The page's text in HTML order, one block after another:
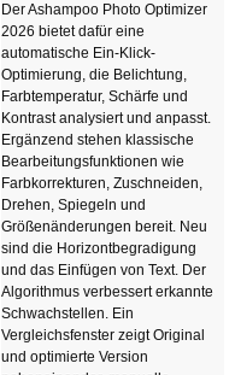
Der Ashampoo Photo Optimizer
2026 bietet dafür eine
automatische Ein-Klick-
Optimierung, die Belichtung,
Farbtemperatur, Schärfe und
Kontrast analysiert und anpasst.
Ergänzend stehen klassische
Bearbeitungsfunktionen wie
Farbkorrekturen, Zuschneiden,
Drehen, Spiegeln und
Größenänderungen bereit. Neu
sind die Horizontbegradigung
und das Einfügen von Text. Der
Algorithmus verbessert erkannte
Schwachstellen. Ein
Vergleichsfenster zeigt Original
und optimierte Version